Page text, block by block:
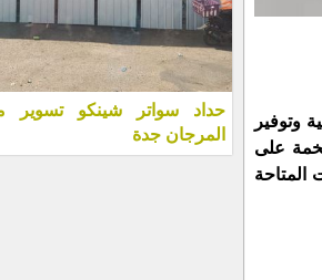
وتوفير
على
حداد سواتر شينكو تسوير
المرجان جدة